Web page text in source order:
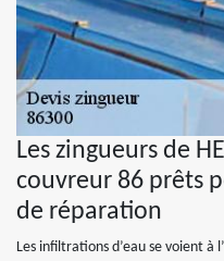
Les zingueurs de
couvreur 86 prêts
de réparation
Les infiltrations d’eau se voient